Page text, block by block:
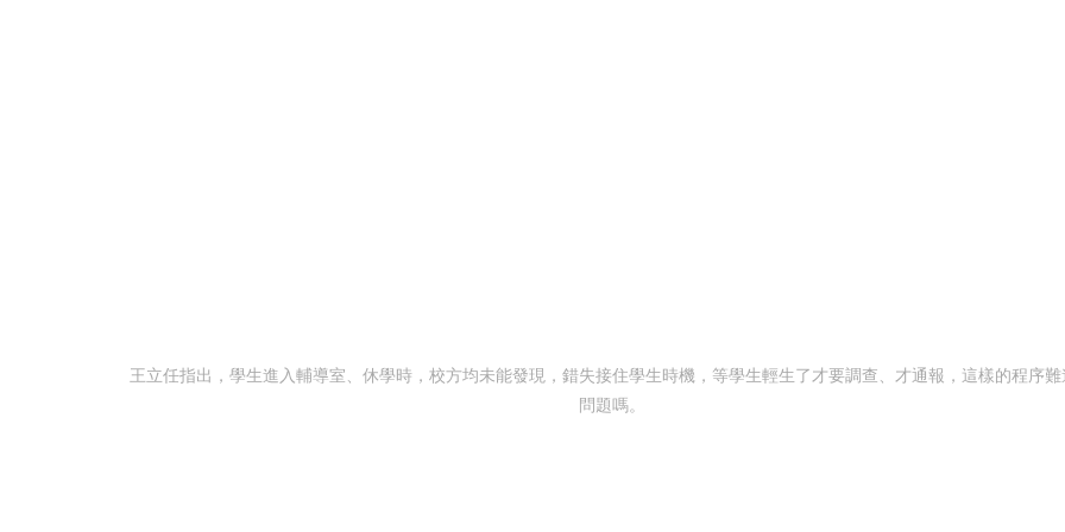
王立任指出，學生進入輔導室、休學時，校方均未能發現，錯失接住學生時機，等學生輕生了才要調查、才通報，這樣的程序難
問題嗎。